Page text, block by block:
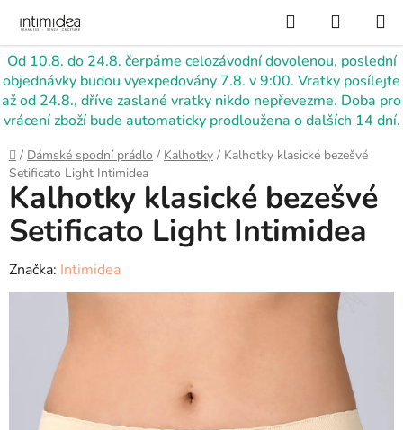
obsah
Od 10.8. do 24.8. čerpáme celozávodní dovolenou, poslední
objednávky budou vyexpedovány 7.8. v 9:00. Vratky posílejte
až od 24.8., dříve zaslané vratky nikdo nepřevezme. Doba pro
vrácení zboží bude automaticky prodloužena o dalších 14 dní.
Hledat
KOŠÍK
Domů
/ Dámské spodní prádlo / Kalhotky / Kalhotky klasické bezešvé
Setificato Light Intimidea
Kalhotky klasické bezešvé
Setificato Light Intimidea
Značka: Intimidea